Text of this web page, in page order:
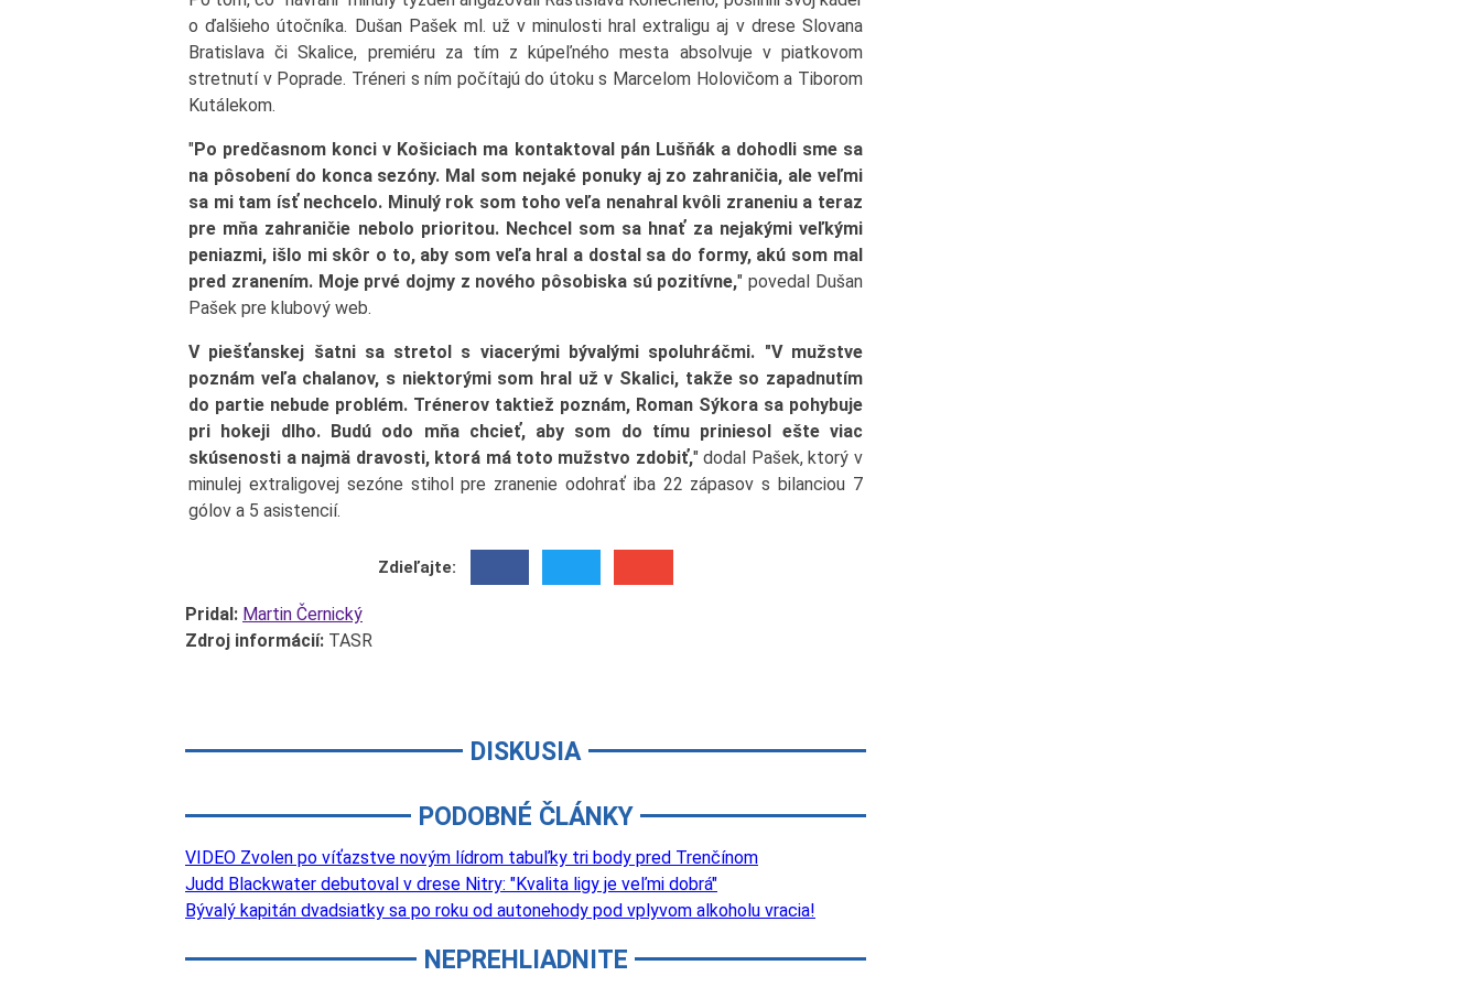
o ďalšieho útočníka. Dušan Pašek ml. už v minulosti hral extraligu aj v drese Slovana
Bratislava či Skalice, premiéru za tím z kúpeľného mesta absolvuje v piatkovom
stretnutí v Poprade. Tréneri s ním počítajú do útoku s Marcelom Holovičom a Tiborom
Kutálekom.
"Po predčasnom konci v Košiciach ma kontaktoval pán Lušňák a dohodli sme sa
na pôsobení do konca sezóny. Mal som nejaké ponuky aj zo zahraničia, ale veľmi
sa mi tam ísť nechcelo. Minulý rok som toho veľa nenahral kvôli zraneniu a teraz
pre mňa zahraničie nebolo prioritou. Nechcel som sa hnať za nejakými veľkými
peniazmi, išlo mi skôr o to, aby som veľa hral a dostal sa do formy, akú som mal
pred zranením. Moje prvé dojmy z nového pôsobiska sú pozitívne," povedal Dušan
Pašek pre klubový web.
V piešťanskej šatni sa stretol s viacerými bývalými spoluhráčmi. "V mužstve
poznám veľa chalanov, s niektorými som hral už v Skalici, takže so zapadnutím
do partie nebude problém. Trénerov taktiež poznám, Roman Sýkora sa pohybuje
pri hokeji dlho. Budú odo mňa chcieť, aby som do tímu priniesol ešte viac
skúsenosti a najmä dravosti, ktorá má toto mužstvo zdobiť," dodal Pašek, ktorý v
minulej extraligovej sezóne stihol pre zranenie odohrať iba 22 zápasov s bilanciou 7
gólov a 5 asistencií.
Zdieľajte:
Pridal: Martin Černický
Zdroj informácií: TASR
DISKUSIA
PODOBNÉ ČLÁNKY
VIDEO Zvolen po víťazstve novým lídrom tabuľky tri body pred Trenčínom
Judd Blackwater debutoval v drese Nitry: "Kvalita ligy je veľmi dobrá"
Bývalý kapitán dvadsiatky sa po roku od autonehody pod vplyvom alkoholu vracia!
NEPREHLIADNITE